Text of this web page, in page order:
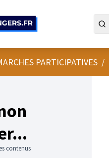
PARTICIPATIVES /
contenus